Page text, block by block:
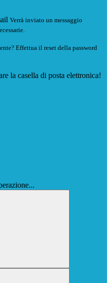
Verrà inviato un messaggio
Effettua il reset della password
la casella di posta elettronica!